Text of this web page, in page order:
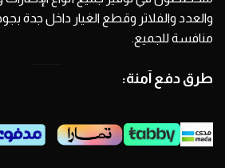
والعدد والفلاتر وقطع الغيار داخل جدة
منافسة للجميع.
طرق دفع آمنة: